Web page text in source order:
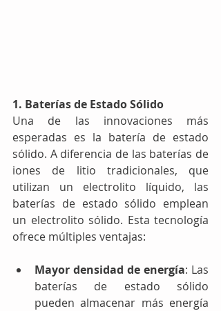
1. Baterías de Estado Sólido
Una de las innovaciones más
esperadas es la batería de estado
sólido. A diferencia de las baterías de
iones de litio tradicionales, que
utilizan un electrolito líquido, las
baterías de estado sólido emplean
un electrolito sólido. Esta tecnología
ofrece múltiples ventajas:
Mayor densidad de energía: Las
baterías de estado sólido
pueden almacenar más energía